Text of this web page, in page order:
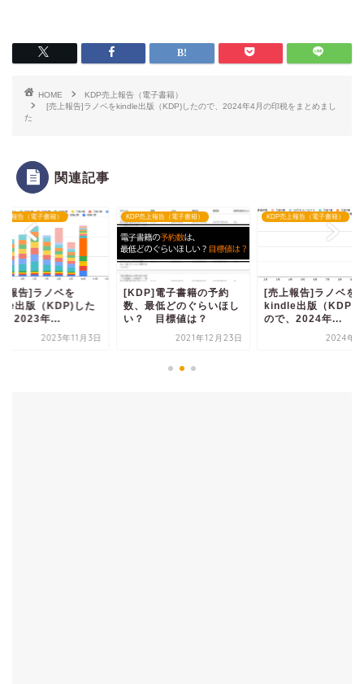
HOME
KDP売上報告（電子書籍）
[売上報告]ラノベをkindle出版（KDP)したので、2024年4月の印税をまとめまし
た
関連記事
上報告（電子書籍）
報告]ラノベを
出版（KDP)した
、2023年...
2023年11月3日
KDP売上報告（電子書籍）
[KDP]電子書籍の予約
数、最低どのぐらいほし
い？ 目標値は？
2021年12月23日
KDP売上報告（電子書籍）
[売上報告]ラノベを
kindle出版（KDP)
ので、2024年...
2024年2